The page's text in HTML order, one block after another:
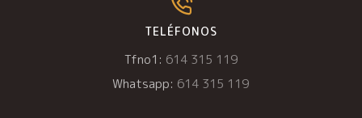
TELÉFONOS
Tfno1: 614 315 119
Whatsapp: 614 315 119